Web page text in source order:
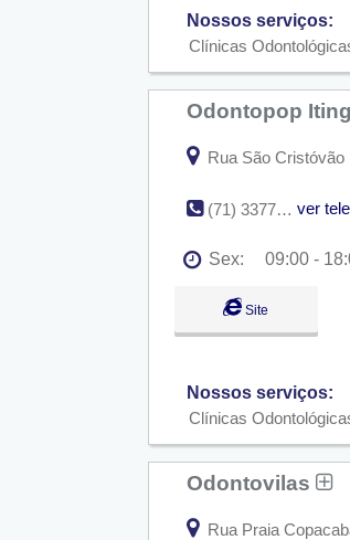
Nossos serviços:
Clínicas
Odontopop
Rua São Cristóvão
(71) 3377-0461 ver
Sex: 09:00 -
09:00 -
Qua:
09:00 -
Sáb:
Fechado
Dom:
Fechado
Site
Nossos serviços:
Clínicas
Odontovilas
Rua Praia